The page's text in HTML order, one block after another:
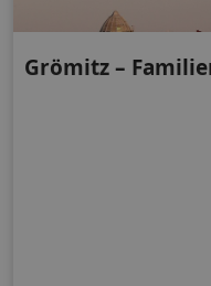
Grömitz –